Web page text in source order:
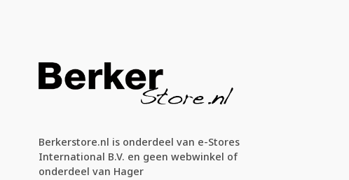
Berkerstore.nl is onderdeel van e-Stores
International B.V. en geen webwinkel of
onderdeel van Hager